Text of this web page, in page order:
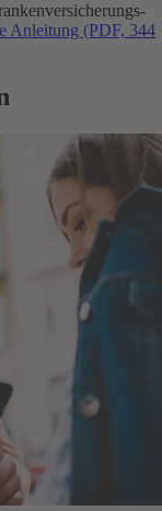
Anleitung (PDF, 344